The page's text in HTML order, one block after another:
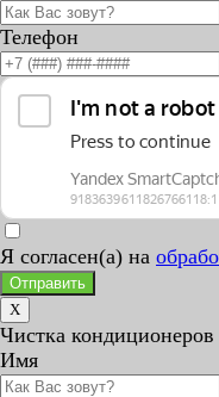
Телефон
Я согласен(а) на
Отправить
X
Чистка кондиционеров
Имя